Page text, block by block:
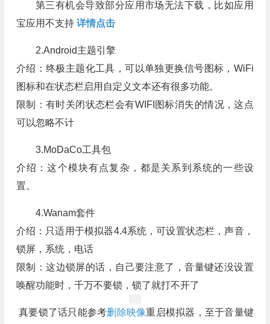
第三有机会导致部分应用市场无法下载，比如应用
宝应用不支持 详情点击
2.Android主题引擎
介绍：终极主题化工具，可以单独更换信号图标，WiFi
图标和在状态栏启用自定义文本还有很多功能。
限制：有时关闭状态栏会有WIFI图标消失的情况，这点
可以忽略不计
3.MoDaCo工具包
介绍：这个模块有点复杂，都是关系到系统的一些设
置。
4.Wanam套件
介绍：只适用于模拟器4.4系统，可设置状态栏，声音，
锁屏，系统，电话
限制：这边锁屏的话，自己要注意了，音量键还没设置
唤醒功能时，千万不要锁，锁了就打不开了
真要锁了话只能参考删除映像重启模拟器，至于音量键